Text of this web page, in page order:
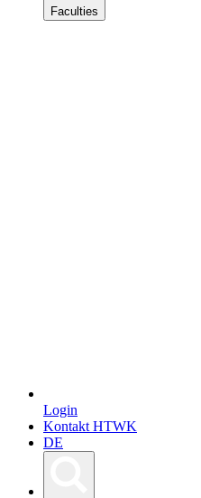
Faculties
Login
Kontakt HTWK
DE